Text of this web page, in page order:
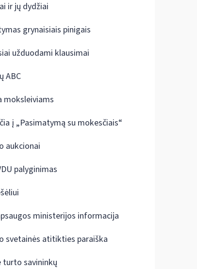
ir jų dydžiai
grynaisiais pinigais
užduodami klausimai
ABC
moksleiviams
į „Pasimatymą su mokesčiais“
aukcionai
palyginimas
ministerijos informacija
svetainės atitikties paraiška
turto savininkų